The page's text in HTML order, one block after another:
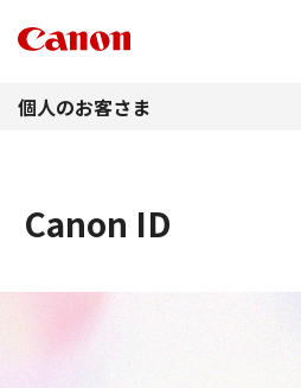
個人のお客さま
Canon ID